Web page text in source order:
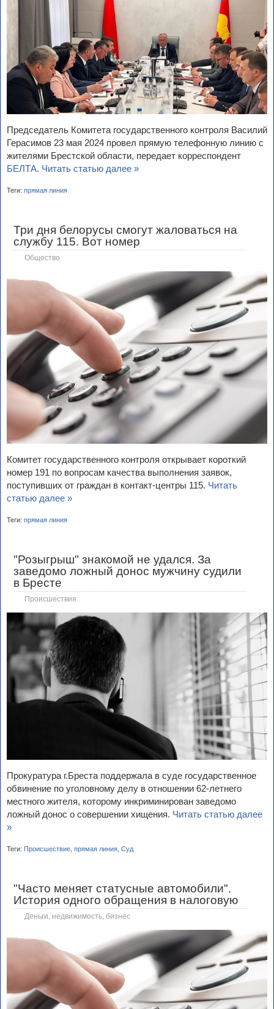
Председатель Комитета государственного контроля Василий
Герасимов 23 мая 2024 провел прямую телефонную линию с
жителями Брестской области, передает корреспондент
БЕЛТА. Читать статью далее »
Теги: прямая линия
Три дня белорусы смогут жаловаться на
службу 115. Вот номер
Общество
Комитет государственного контроля открывает короткий
номер 191 по вопросам качества выполнения заявок,
поступивших от граждан в контакт-центры 115. Читать
статью далее »
Теги: прямая линия
"Розыгрыш" знакомой не удался. За
заведомо ложный донос мужчину судили
в Бресте
Происшествия
Прокуратура г.Бреста поддержала в суде государственное
обвинение по уголовному делу в отношении 62-летнего
местного жителя, которому инкриминирован заведомо
ложный донос о совершении хищения. Читать статью далее
»
Теги: Происшествие прямая линия Суд
"Часто меняет статусные автомобили".
История одного обращения в налоговую
Деньги, недвижимость, бизнес